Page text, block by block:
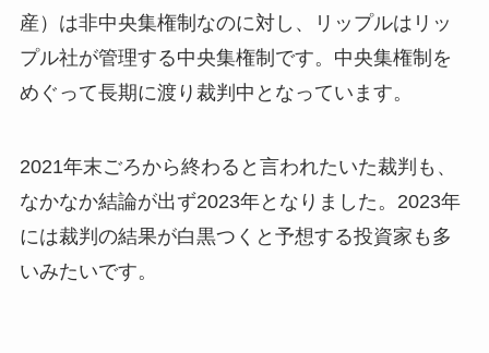
産）は非中央集権制なのに対し、リップルはリッ
プル社が管理する中央集権制です。中央集権制を
めぐって長期に渡り裁判中となっています。
2021年末ごろから終わると言われたいた裁判も、
なかなか結論が出ず2023年となりました。2023年
には裁判の結果が白黒つくと予想する投資家も多
いみたいです。